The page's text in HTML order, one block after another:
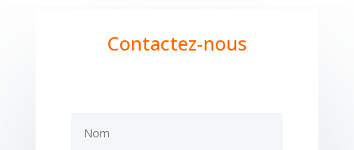
Contactez-nous